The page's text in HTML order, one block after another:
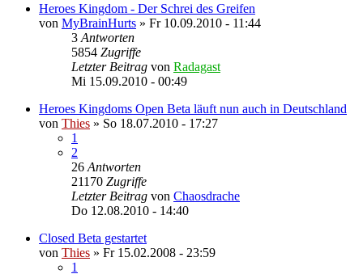
Heroes Kingdom - Der Schrei des Greifen
von MyBrainHurts » Fr 10.09.2010 - 11:44
3 Antworten
5854 Zugriffe
Letzter Beitrag von Radagast
Mi 15.09.2010 - 00:49
Heroes Kingdoms Open Beta läuft nun auch in Deutschland
von Thies » So 18.07.2010 - 17:27
1
2
26 Antworten
21170 Zugriffe
Letzter Beitrag von Chaosdrache
Do 12.08.2010 - 14:40
Closed Beta gestartet
von Thies » Fr 15.02.2008 - 23:59
1